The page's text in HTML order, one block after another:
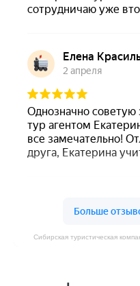
Сибирская туристическая